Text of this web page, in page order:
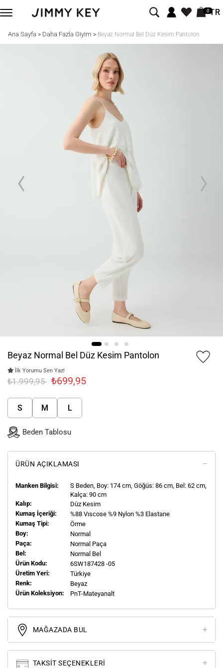
0TR
Ana Sayfa > Daha Fazla Giyim > Beyaz Normal Bel Düz Kesim Pantolon
Beyaz Normal Bel Düz Kesim Pantolon
İlk Yorumu Sen Yaz!
₺1.999,95 ₺699,95
S M L
Beden Tablosu
ÜRÜN AÇIKLAMASI
Manken Bilgisi: S Beden, Boy: 174 cm, Göğüs: 86 cm, Bel: 62 cm,
Kalça: 90 cm
Kalıp:
Düz Kesim
Kumaş İçeriği:
%88 Vıscose %9 Nylon %3 Elastane
Kumaş Tipi:
Örme
Boy:
Normal
Paça:
Normal Paça
Bel:
Normal Bel
Ürün Kodu:
6SW187428 -05
Üretim Yeri:
Türkiye
Renk:
Beyaz
Ürün Koleksiyon:
PnT-Mateyanalt
MAĞAZADA BUL
TAKSIT SEÇENEKLERI